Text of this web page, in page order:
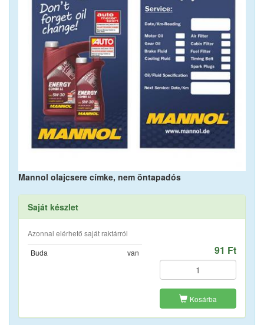
Mannol olajcsere címke, nem öntapadós
Saját készlet
Azonnal elérhető saját raktárról
Buda
van 91 Ft
Kosárba